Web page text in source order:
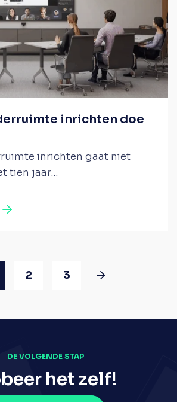
inrichten doe
inrichten gaat niet
tien jaar...
2 3
DE VOLGENDE STAP
het zelf!